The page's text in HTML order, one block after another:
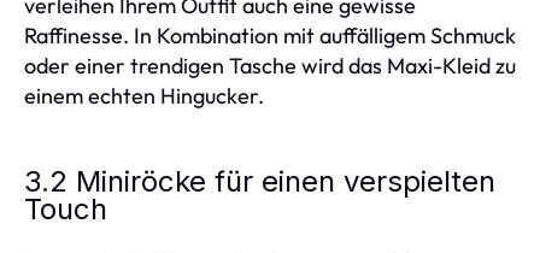
Raffinesse. In Kombination mit auffälligem Schmuck
oder einer trendigen Tasche wird das Maxi-Kleid zu
einem echten Hingucker.
3.2 Miniröcke für einen verspielten
Touch